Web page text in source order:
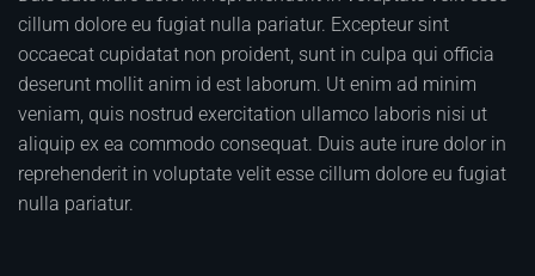
cillum dolore eu fugiat nulla pariatur. Excepteur sint
occaecat cupidatat non proident, sunt in culpa qui officia
deserunt mollit anim id est laborum. Ut enim ad minim
veniam, quis nostrud exercitation ullamco laboris nisi ut
aliquip ex ea commodo consequat. Duis aute irure dolor in
reprehenderit in voluptate velit esse cillum dolore eu fugiat
nulla pariatur.